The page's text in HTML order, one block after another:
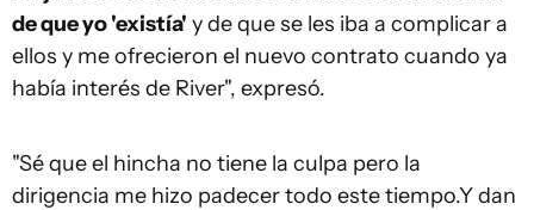
de que yo 'existía' y de que se les iba a complicar a
ellos y me ofrecieron el nuevo contrato cuando ya
había interés de River", expresó.
"Sé que el hincha no tiene la culpa pero la
dirigencia me hizo padecer todo este tiempo.Y dan